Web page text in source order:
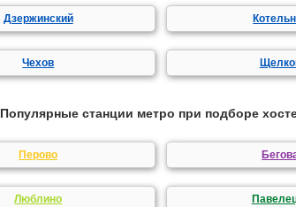
Дзержинский
Чехов
Популярные станции метро при подборе
Перово
Люблино